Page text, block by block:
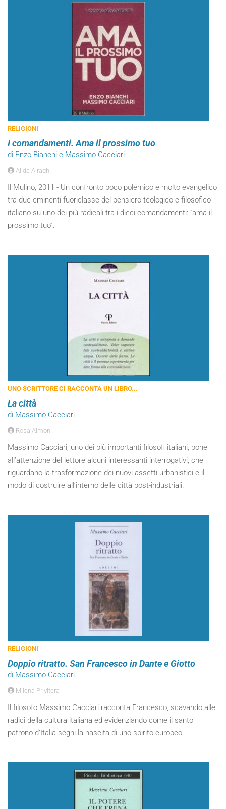
RELIGIONI
I comandamenti. Ama il prossimo tuo
di Enzo Bianchi e Massimo Cacciari
Alida Airaghi
Il Mulino, 2011 - Un confronto poco polemico e molto evangelico
tra due eminenti fuoriclasse del pensiero teologico e filosofico
italiano su uno dei più radicali tra i dieci comandamenti: “ama il
prossimo tuo”.
UNO SCRITTORE CI RACCONTA UN LIBRO...
La città
di Massimo Cacciari
Rosa Aimoni
Massimo Cacciari, uno dei più importanti filosofi italiani, pone
all’attenzione del lettore alcuni interessanti interrogativi, che
riguardano la trasformazione dei nuovi assetti urbanistici e il
modo di costruire all’interno delle città post-industriali.
RELIGIONI
Doppio ritratto. San Francesco in Dante e Giotto
di Massimo Cacciari
Milena Privitera
Il filosofo Massimo Cacciari racconta Francesco, scavando alle
radici della cultura italiana ed evidenziando come il santo
patrono d’Italia segni la nascita di uno spirito europeo.